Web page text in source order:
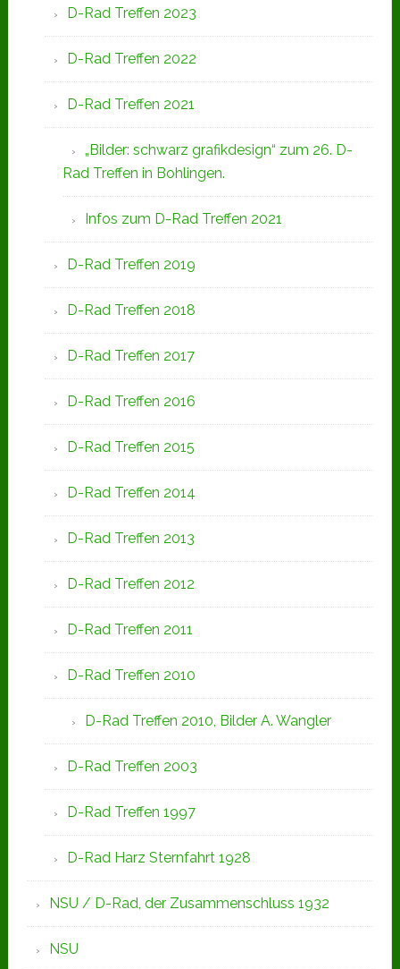
D-Rad Treffen 2023
D-Rad Treffen 2022
D-Rad Treffen 2021
„Bilder: schwarz grafikdesign“ zum 26. D-
Rad Treffen in Bohlingen.
Infos zum D-Rad Treffen 2021
D-Rad Treffen 2019
D-Rad Treffen 2018
D-Rad Treffen 2017
D-Rad Treffen 2016
D-Rad Treffen 2015
D-Rad Treffen 2014
D-Rad Treffen 2013
D-Rad Treffen 2012
D-Rad Treffen 2011
D-Rad Treffen 2010
D-Rad Treffen 2010, Bilder A. Wangler
D-Rad Treffen 2003
D-Rad Treffen 1997
D-Rad Harz Sternfahrt 1928
NSU / D-Rad, der Zusammenschluss 1932
NSU